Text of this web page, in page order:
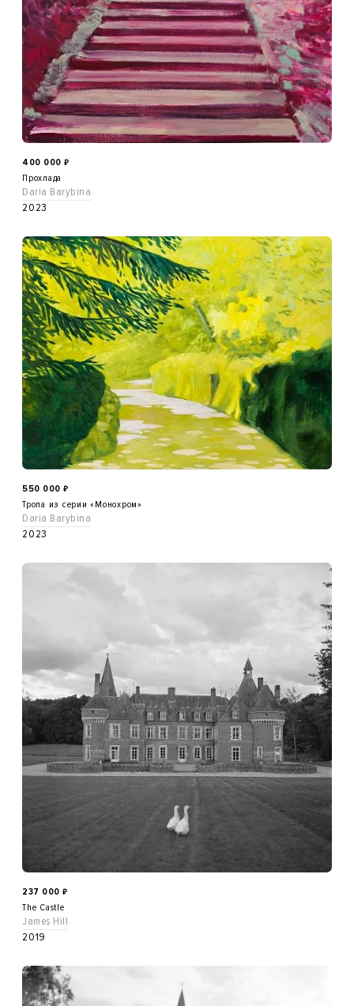
400 000 ₽
Прохлада
Daria Barybina
2023
550 000 ₽
Тропа из серии «Монохром»
Daria Barybina
2023
237 000 ₽
The Castle
James Hill
2019